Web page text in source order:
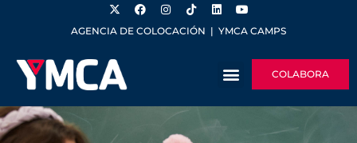
AGENCIA DE COLOCACIÓN | YMCA CAMPS
COLABORA